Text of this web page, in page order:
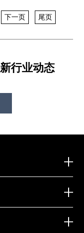
下一页 尾页
行业动态